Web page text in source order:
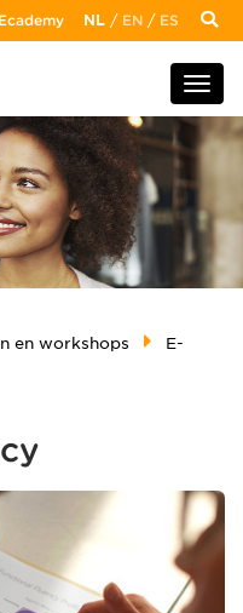
Ecademy NL / EN / ES
en workshops
E-